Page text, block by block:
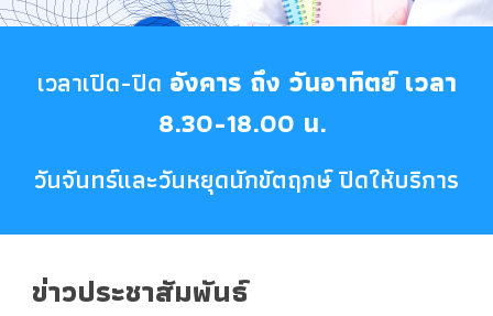
เวลาเปิด-ปิด อังคาร ถึง วันอาทิตย์ เวลา
8.30-18.00 น.
วันจันทร์และวันหยุดนักขัตฤกษ์ ปิดให้บริการ
ข่าวประชาสัมพันธ์